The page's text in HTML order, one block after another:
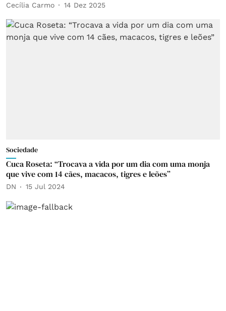
Cecília Carmo 14 Dez 2025
Sociedade
Cuca Roseta: “Trocava a vida por um dia com uma monja
que vive com 14 cães, macacos, tigres e leões”
DN 15 Jul 2024